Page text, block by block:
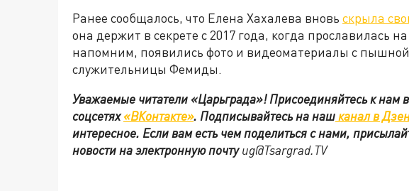
Ранее сообщалось, что Елена Хахалева вновь скрыла
она держит в секрете с 2017 года, когда прославилась
напомним, появились фото и видеоматериалы с
служительницы Фемиды.
Уважаемые читатели «Царьграда»!Присоединяйтесь к нам в
соцсетях«ВКонтакте». Подписывайтесь на нашканал в
интересное. Если вам есть чем поделиться с нами,
новости на электронную почтуug@Tsargrad.TV